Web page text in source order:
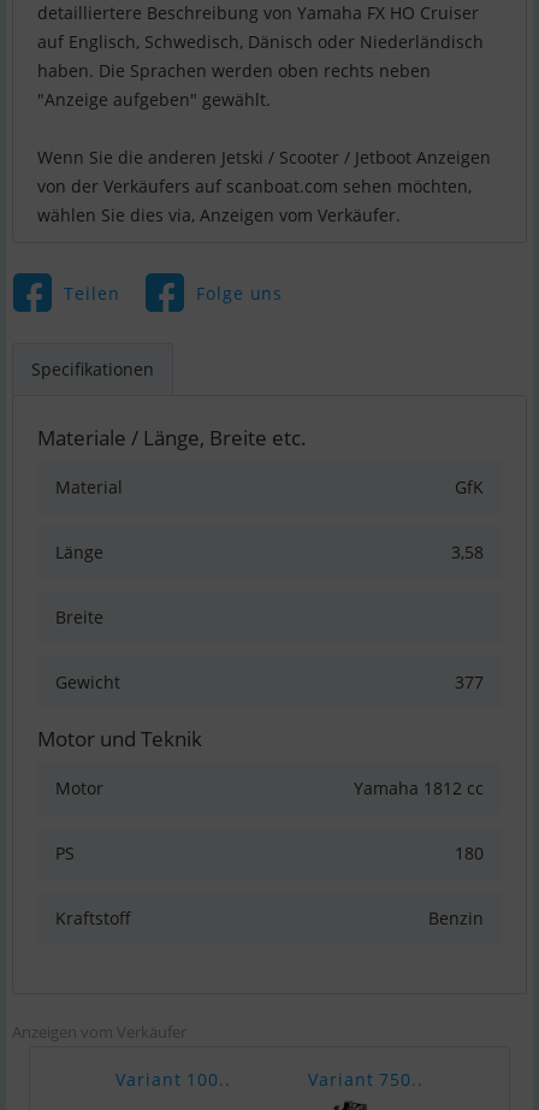
detailliertere Beschreibung von Yamaha FX HO Cruiser
auf Englisch, Schwedisch, Dänisch oder Niederländisch
haben. Die Sprachen werden oben rechts neben
"Anzeige aufgeben" gewählt.
Wenn Sie die anderen Jetski / Scooter / Jetboot Anzeigen
von der Verkäufers auf scanboat.com sehen möchten,
wählen Sie dies via, Anzeigen vom Verkäufer.
Teilen Folge uns
Specifikationen
Materiale / Länge, Breite etc.
Material GfK
Länge 3,58
Breite
Gewicht 377
Motor und Teknik
Motor Yamaha 1812 cc
PS 180
Kraftstoff Benzin
Anzeigen vom Verkäufer
Variant 100.. Variant 750..